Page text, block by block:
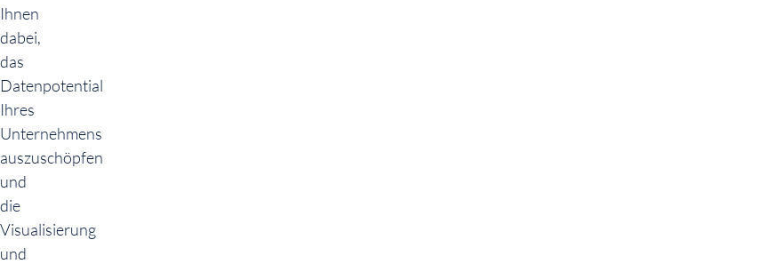
Ihnen
dabei,
das
Datenpotential
Ihres
Unternehmens
auszuschöpfen
und
die
Visualisierung
und